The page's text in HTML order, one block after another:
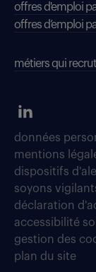
offres d'emploi
offres d’emploi
métiers qui
données
mentions
dispositifs
soyons
déclaration
accessibilité
gestion des
plan du site